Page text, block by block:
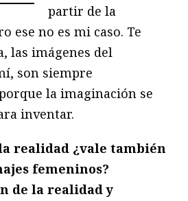
partir de la
ese no es mi caso. Te
las imágenes del
son siempre
la imaginación se
inventar.
realidad ¿vale también
femeninos?
de la realidad y